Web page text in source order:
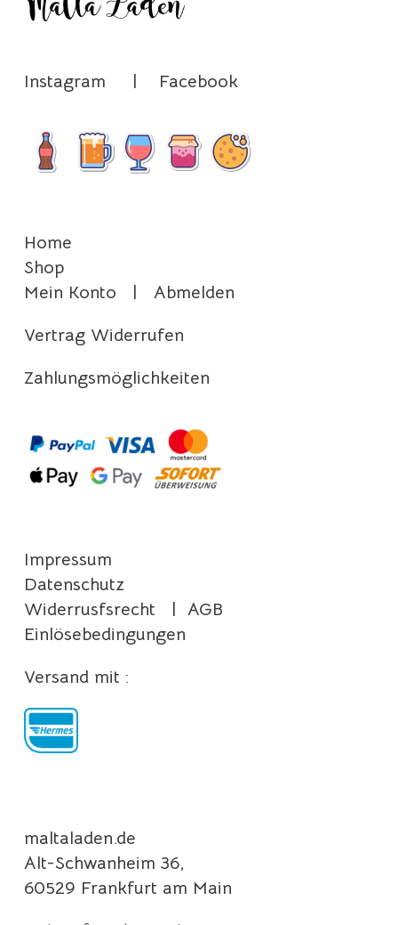
Instagram Facebook
Home
Shop
Mein Konto
Abmelden
Vertrag Widerrufen
Zahlungsmöglichkeiten
Impressum
Datenschutz
Widerrusfsrecht
AGB
Einlösebedingungen
Versand mit :
maltaladen.de
Alt-Schwanheim 36,
60529 Frankfurt am Main